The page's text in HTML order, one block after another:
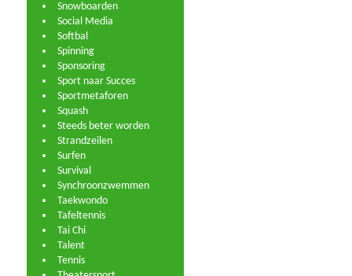
Snowboarden
Social Media
Softbal
Spinning
Sponsoring
Sport naar Succes
Sportmetaforen
Squash
Steeds beter worden
Strandzeilen
Surfen
Survival
Synchroonzwemmen
Taekwondo
Tafeltennis
Tai Chi
Talent
Tennis